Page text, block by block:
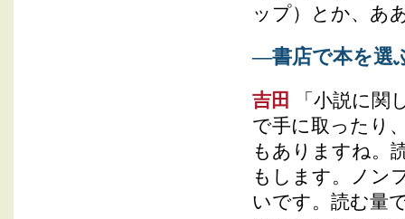
ップ）とか、あ
―書店で本を選
吉田
「小説に関
で手に取ったり
もありますね。
もします。ノン
いです。読む量